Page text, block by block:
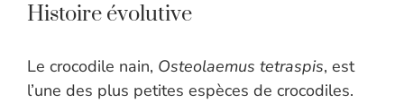
Histoire évolutive
Le crocodile nain, Osteolaemus tetraspis, est
l’une des plus petites espèces de crocodiles.